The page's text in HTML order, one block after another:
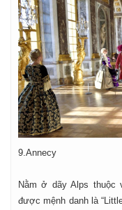
9.Annecy
Nằm ở dãy Alps thuộc
được mệnh danh là